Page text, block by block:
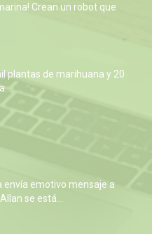
Crean un robot que
plantas de marihuana y 20
envía emotivo mensaje a
se está...